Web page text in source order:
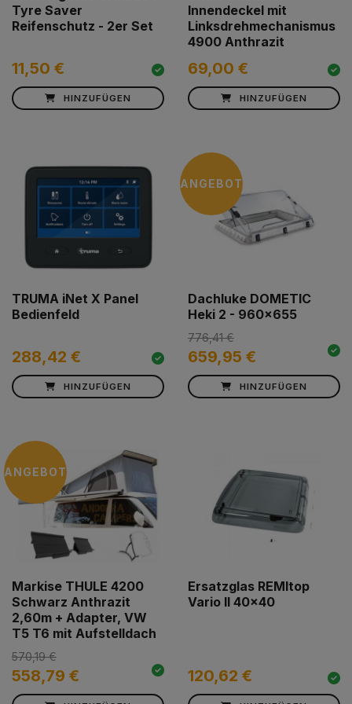
Tyre Saver
Reifenschutz - 2er Set
11,50 €
HINZUFÜGEN
Innendeckel mit
Linksdrehmechanismus
4900 Anthrazit
69,00 €
HINZUFÜGEN
TRUMA iNet X Panel
Bedienfeld
288,42 €
HINZUFÜGEN
ANGEBOT
Dachluke DOMETIC
Heki 2 - 960x655
659,95 €
776,41 €
HINZUFÜGEN
ANGEBOT
Markise THULE 4200
Schwarz Anthrazit
2,60m + Adapter, VW
T5 T6 mit Aufstelldach
558,79 €
570,19 €
Ersatzglas REMItop
Vario II 40x40
120,62 €